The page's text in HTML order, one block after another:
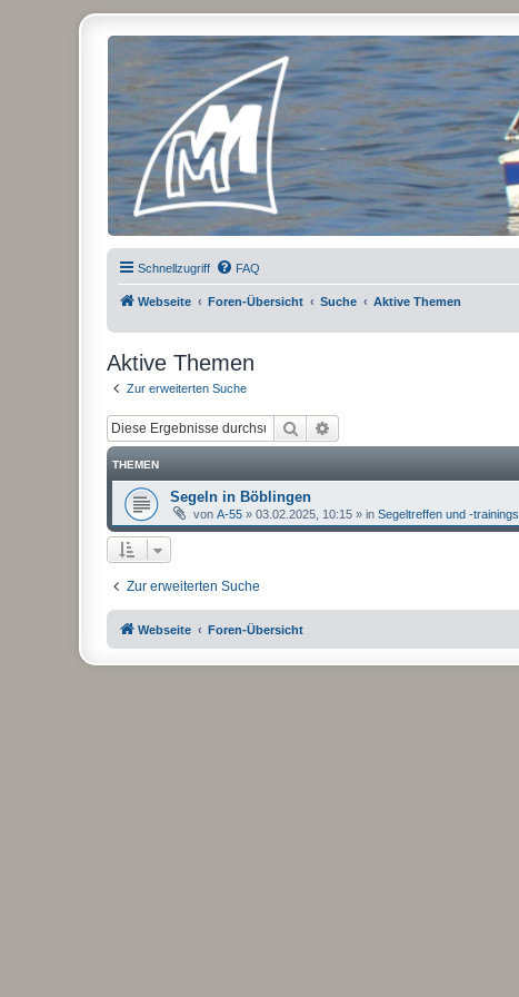
Micro Magic Forum Deutschland
Schnellzugriff FAQ
Webseite Foren-Übersicht Suche Aktive Themen
Aktive Themen
Zur erweiterten Suche
Suche
THEMEN
Segeln in Böblingen
von A-55 » 03.02.2025, 10:15 » in Segeltreffen und -trainings
Zur erweiterten Suche
Webseite Foren-Übersicht